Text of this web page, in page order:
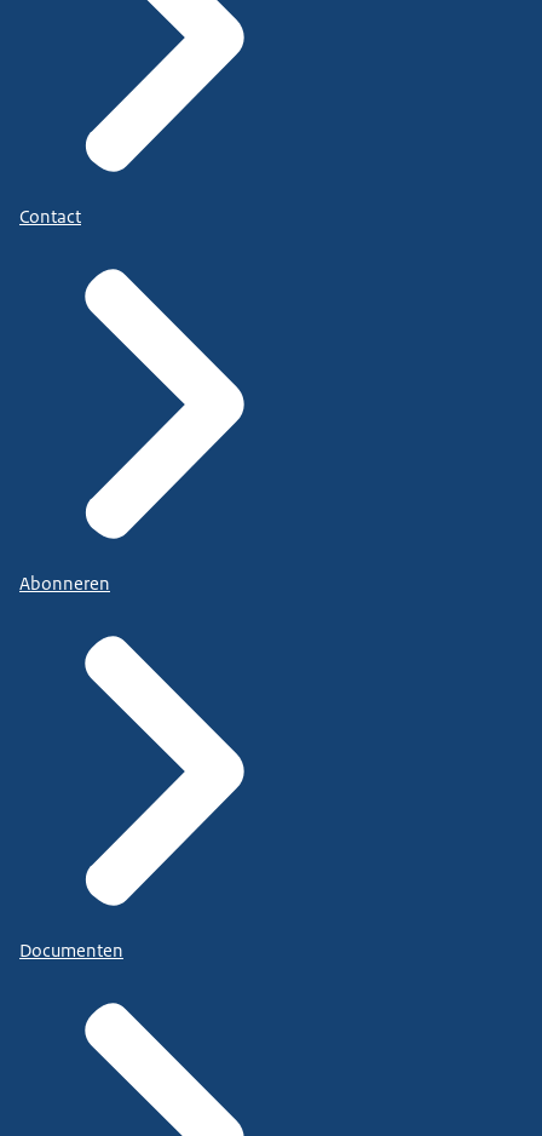
Contact
Abonneren
Documenten